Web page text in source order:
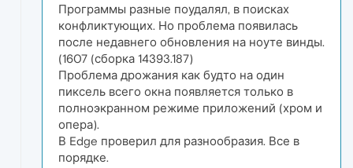
Программы разные поудалял, в поисках
конфликтующих. Но проблема появилась
после недавнего обновления на ноуте винды.
(1607 (сборка 14393.187)
Проблема дрожания как будто на один
пиксель всего окна появляется только в
полноэкранном режиме приложений (хром и
опера).
В Edge проверил для разнообразия. Все в
порядке.